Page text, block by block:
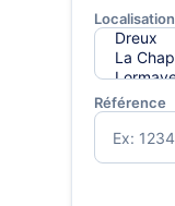
Localisation
Référence